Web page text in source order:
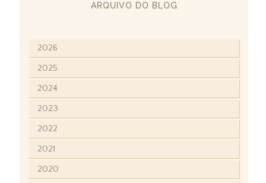
ARQUIVO DO BLOG
2026
2025
2024
2023
2022
2021
2020